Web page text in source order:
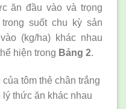
ăn đầu vào và trọng
suốt chu kỳ sản
(kg/ha) khác nhau
hiện trong Bảng 2.
tôm thẻ chân trắng
thức ăn khác nhau